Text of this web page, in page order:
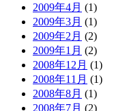
2009年4月 (1)
2009年3月 (1)
2009年2月 (2)
2009年1月 (2)
2008年12月 (1)
2008年11月 (1)
2008年8月 (1)
2008年7月 (2)